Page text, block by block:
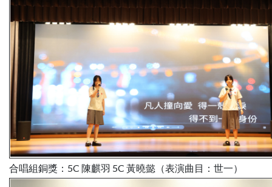
合唱組銅獎：5C 陳麒羽 5C 黃曉懿（表演曲目：世一）